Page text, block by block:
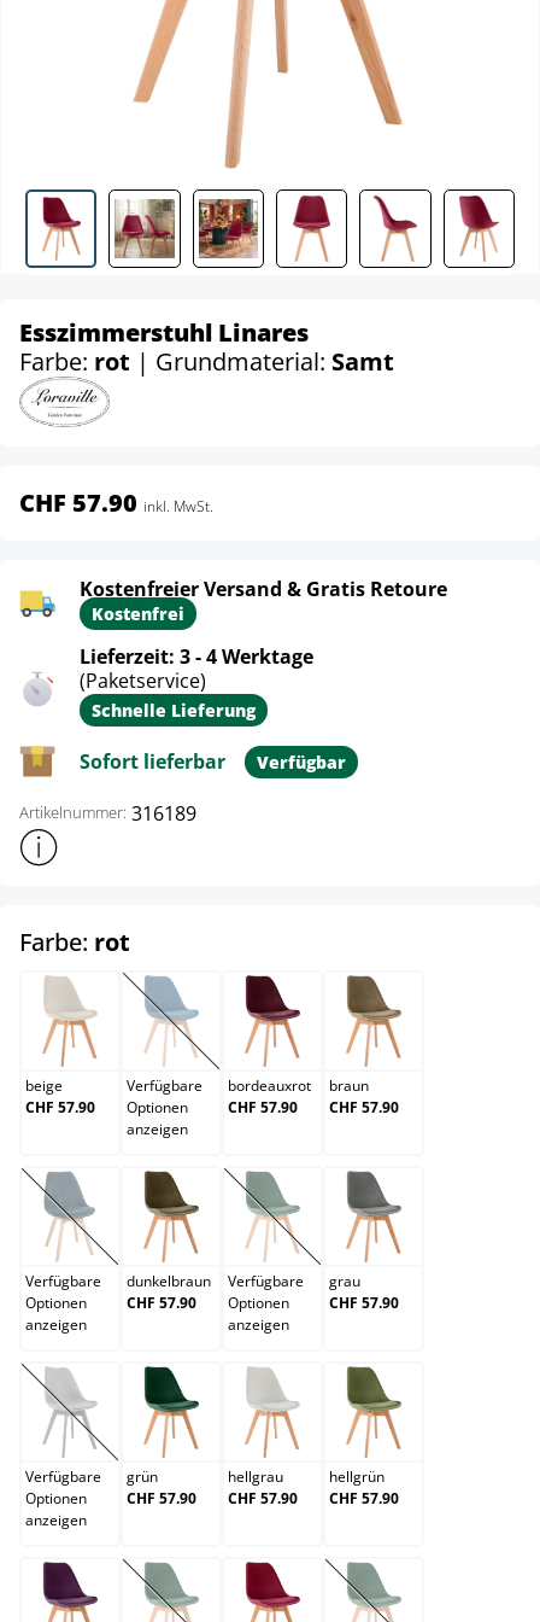
Esszimmerstuhl Linares
Farbe: rot | Grundmaterial: Samt
CHF 57.90 inkl. MwSt.
Kostenfreier Versand & Gratis Retoure
Kostenfrei
Lieferzeit: 3 - 4 Werktage
(Paketservice)
Schnelle Lieferung
Sofort lieferbar Verfügbar
Artikelnummer: 316189
Weitere Produktinformationen anzeigen
Farbe: rot
beige
beige
CHF 57.90
blau
(Diese Option ist zurzeit nicht verfügbar.)
Verfügbare
Optionen
anzeigen
bordeauxrot
bordeauxrot
CHF 57.90
braun
braun
CHF 57.90
dunkelblau
(Diese Option ist zurzeit nicht verfügbar.)
Verfügbare
Optionen
anzeigen
dunkelbraun
dunkelbraun
CHF 57.90
dunkelgrau
(Diese Option ist zurzeit nicht
Verfügbare
Optionen
anzeigen
grau
grau
CHF 57.90
grau/grau
(Diese Option ist zurzeit nicht verfügbar.)
Verfügbare
Optionen
anzeigen
grün
grün
CHF 57.90
hellgrau
hellgrau
CHF 57.90
hellgrün
hellgrün
CHF 57.90